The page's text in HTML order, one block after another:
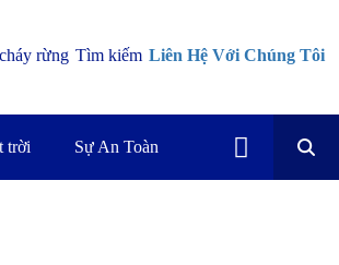
rừng Tìm kiếm Liên Hệ Với Chúng Tôi
trời Sự An Toàn